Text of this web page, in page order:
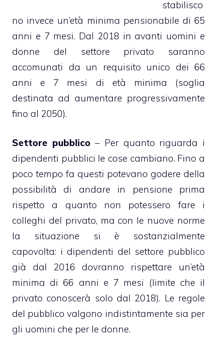
stabilisco
no invece un’età minima pensionabile di 65
anni e 7 mesi. Dal 2018 in avanti uomini e
donne del settore privato saranno
accomunati da un requisito unico dei 66
anni e 7 mesi di età minima (soglia
destinata ad aumentare progressivamente
fino al 2050).
Settore pubblico – Per quanto riguarda i
dipendenti pubblici le cose cambiano. Fino a
poco tempo fa questi potevano godere della
possibilità di andare in pensione prima
rispetto a quanto non potessero fare i
colleghi del privato, ma con le nuove norme
la situazione si è sostanzialmente
capovolta: i dipendenti del settore pubblico
già dal 2016 dovranno rispettare un’età
minima di 66 anni e 7 mesi (limite che il
privato conoscerà solo dal 2018). Le regole
del pubblico valgono indistintamente sia per
gli uomini che per le donne.